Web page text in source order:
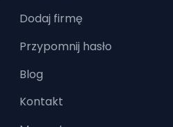
Dodaj firmę
Przypomnij hasło
Blog
Kontakt